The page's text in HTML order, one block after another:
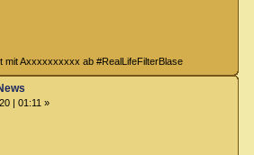
mit Axxxxxxxxxx ab #RealLifeFilterBlase
| 01:11 »